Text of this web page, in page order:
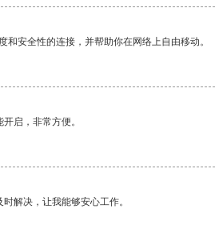
安全性的连接，并帮助你在网络上自由移动。
启，非常方便。
解决，让我能够安心工作。